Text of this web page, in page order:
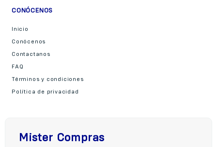
CONÓCENOS
Inicio
Conócenos
Contactanos
FAQ
Términos y condiciones
Política de privacidad
Mister Compras